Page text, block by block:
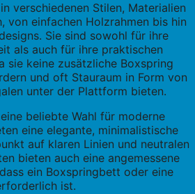
verschiedenen Stilen, Materialien
von einfachen Holzrahmen bis hin
Sie sind sowohl für ihre
als auch für ihre praktischen
sie keine zusätzliche Boxspring
und oft Stauraum in Form von
unter der Plattform bieten.
beliebte Wahl für moderne
eine elegante, minimalistische
auf klaren Linien und neutralen
bieten auch eine angemessene
ein Boxspringbett oder eine
ist.